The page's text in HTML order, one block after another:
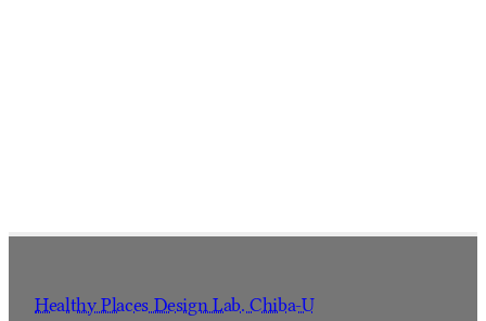
Healthy Places Design Lab. Chiba-U